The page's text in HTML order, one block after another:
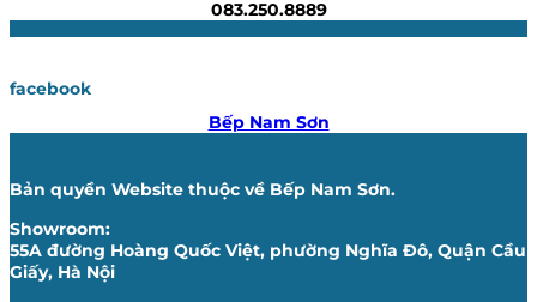
083.250.8889
facebook
Bếp Nam Sơn
Bản quyền Website thuộc về Bếp Nam Sơn.
Showroom:
55A đường Hoàng Quốc Việt, phường Nghĩa Đô, Quận Cầu
Giấy, Hà Nội